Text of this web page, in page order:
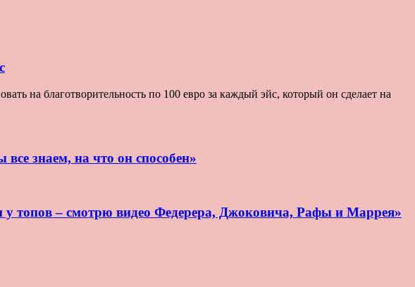
на благотворительность по 100 евро за каждый эйс, который он сделает на
знаем, на что он способен»
топов – смотрю видео Федерера, Джоковича, Рафы и Маррея»